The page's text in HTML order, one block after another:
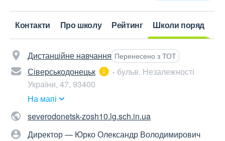
Контакти Про школу Рейтинг Школи поряд
Дистанційне навчання Перенесено з ТОТ
Сіверськодонецьк
бульв. Незалежності
України, 47, 93400
На мапі
severodonetsk-zosh10.lg.sch.in.ua
Директор — Юрко Олександр Володимирович